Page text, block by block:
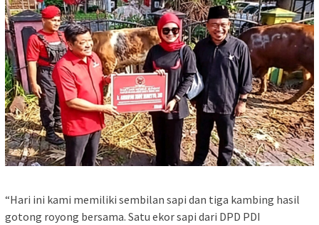
“Hari ini kami memiliki sembilan sapi dan tiga kambing hasil
gotong royong bersama. Satu ekor sapi dari DPD PDI